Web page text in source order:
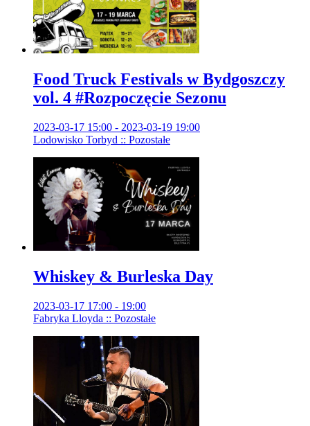
Food Truck Festivals w Bydgoszczy
vol. 4 #Rozpoczęcie Sezonu
2023-03-17 15:00 - 2023-03-19 19:00
Lodowisko Torbyd :: Pozostałe
Whiskey & Burleska Day
2023-03-17 17:00 - 19:00
Fabryka Lloyda :: Pozostałe